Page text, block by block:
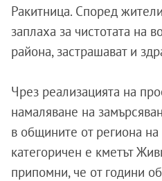
Ракитница. Според
заплаха за чистотата на
района, застрашават и
Чрез реализацията на
намаляване на
в общините от региона на
категоричен е кметът
припомни, че от години